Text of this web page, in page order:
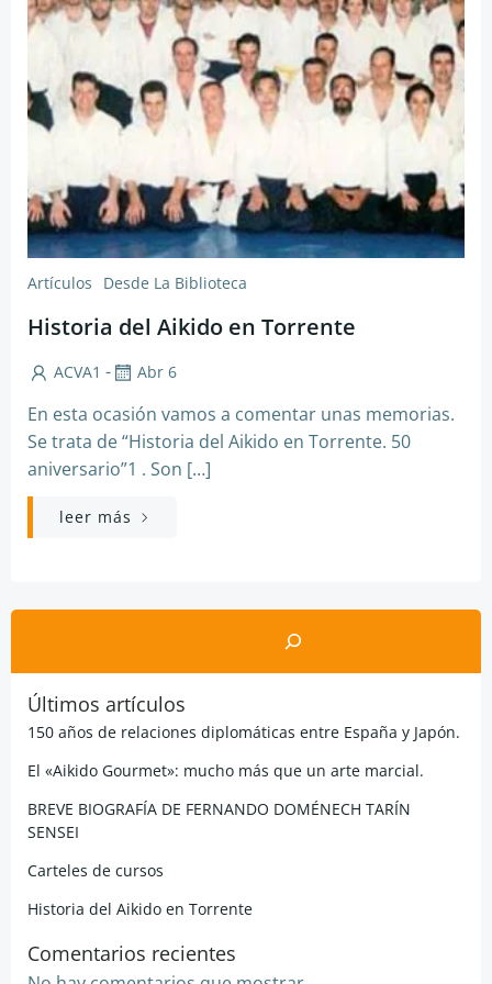
Artículos Desde La Biblioteca
Historia del Aikido en Torrente
ACVA1 - Abr 6
En esta ocasión vamos a comentar unas memorias.
Se trata de “Historia del Aikido en Torrente. 50
aniversario”1 . Son […]
leer más
Buscar
Últimos artículos
150 años de relaciones diplomáticas entre España y Japón.
El «Aikido Gourmet»: mucho más que un arte marcial.
BREVE BIOGRAFÍA DE FERNANDO DOMÉNECH TARÍN
SENSEI
Carteles de cursos
Historia del Aikido en Torrente
Comentarios recientes